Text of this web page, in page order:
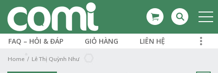
FAQ – HỎI & ĐÁP GIỎ HÀNG LIÊN HỆ
Home Lê Thị Quỳnh Như